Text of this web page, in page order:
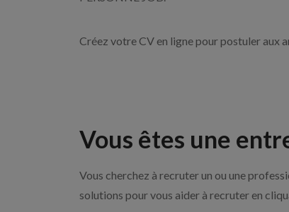
Créez votre CV en ligne pour postuler aux
Vous êtes une
Vous cherchez à recruter un ou une
solutions pour vous aider à recruter en